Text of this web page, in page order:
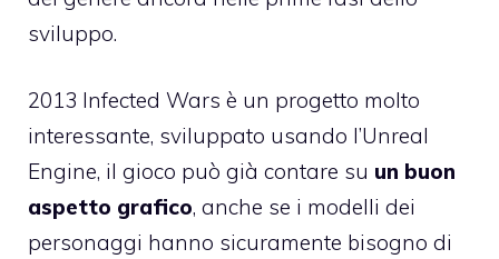
sviluppo.
2013 Infected Wars è un progetto molto
interessante, sviluppato usando l’Unreal
Engine, il gioco può già contare su un buon
aspetto grafico, anche se i modelli dei
personaggi hanno sicuramente bisogno di